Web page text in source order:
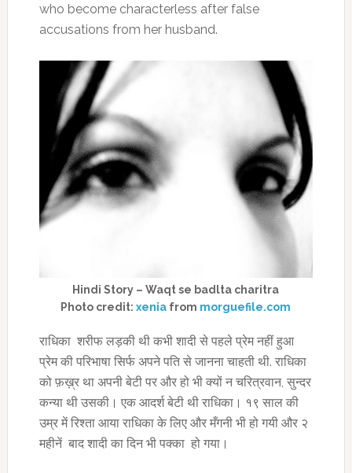
who become characterless after false
accusations from her husband.
Hindi Story – Waqt se badlta charitra
Photo credit:xenia from morguefile.com
राधिका शरीफ लड़की थी कभी शादी से पहले प्रेम नहीं हुआ
प्रेम की परिभाषा सिर्फ अपने पति से जानना चाहती थी. राधिका
को फ़ख़्र था अपनी बेटी पर और हो भी क्यों न चरित्रवान, सुन्दर
कन्या थी उसकी। एक आदर्श बेटी थी राधिका। १९ साल की
उम्र में रिश्ता आया राधिका के लिए और मँगनी भी हो गयी और २
महीनें बाद शादी का दिन भी पक्का हो गया।